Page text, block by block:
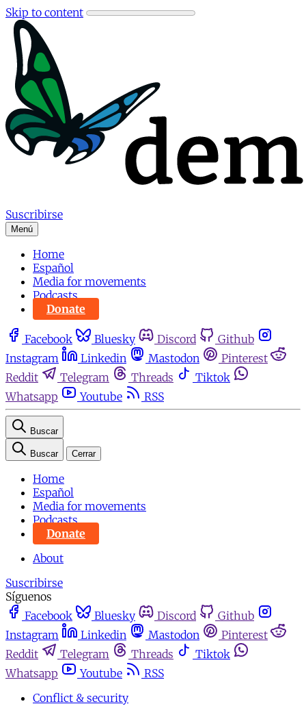
Skip to content
Suscribirse
Menú
Home
Español
Media for movements
Podcasts
Donate
Facebook Bluesky Discord
Github
Instagram
Linkedin Mastodon
Pinterest
Reddit
Telegram Threads
Tiktok
Whatsapp
Youtube RSS
Buscar
Buscar Cerrar
Home
Español
Media for movements
Podcasts
Donate
About
Suscribirse
Síguenos
Facebook
Bluesky Discord
Github
Instagram
Linkedin Mastodon
Pinterest
Reddit
Telegram Threads
Tiktok
Whatsapp
Youtube
RSS
Conflict & security